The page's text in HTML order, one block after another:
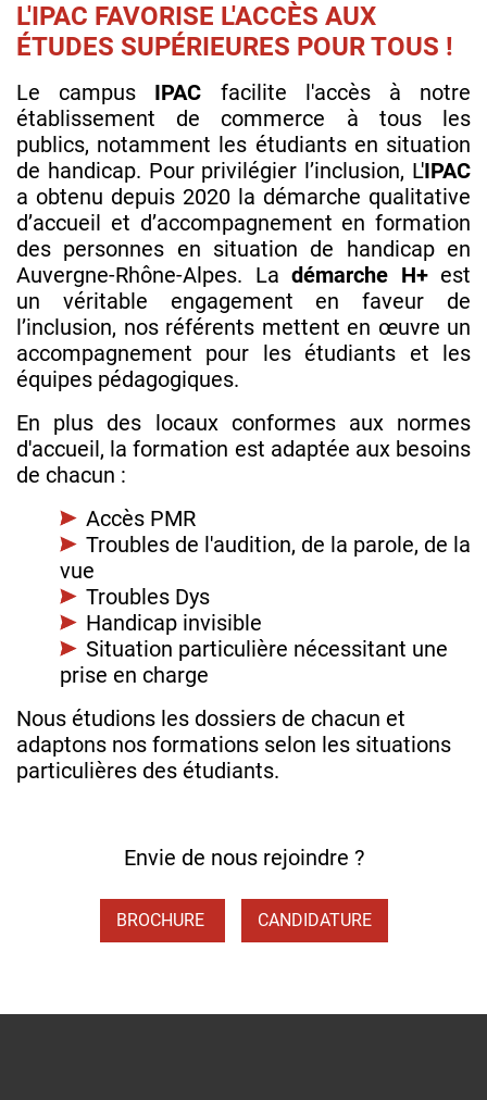
L'IPAC FAVORISE L'ACCÈS AUX
ÉTUDES SUPÉRIEURES POUR TOUS !
Le campus IPAC facilite l'accès à notre
établissement de commerce à tous les
publics, notamment les étudiants en situation
de handicap. Pour privilégier l’inclusion, L'IPAC
a obtenu depuis 2020 la démarche qualitative
d’accueil et d’accompagnement en formation
des personnes en situation de handicap en
Auvergne-Rhône-Alpes. La démarche H+est
un véritable engagement en faveur de
l’inclusion, nos référents mettent en œuvre un
accompagnement pour les étudiants et les
équipes pédagogiques.
En plus des locaux conformes aux normes
d'accueil, la formation est adaptée aux besoins
de chacun :
Accès PMR
Troubles de l'audition, de la parole, de la
vue
Troubles Dys
Handicap invisible
Situation particulière nécessitant une
prise en charge
Nous étudions les dossiers de chacun et
adaptons nos formations selon les situations
particulières des étudiants.
Envie de nous rejoindre ?
BROCHURE CANDIDATURE